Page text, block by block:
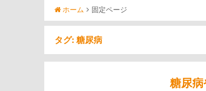
ホーム 固定ページ
タグ: 糖尿病
糖尿